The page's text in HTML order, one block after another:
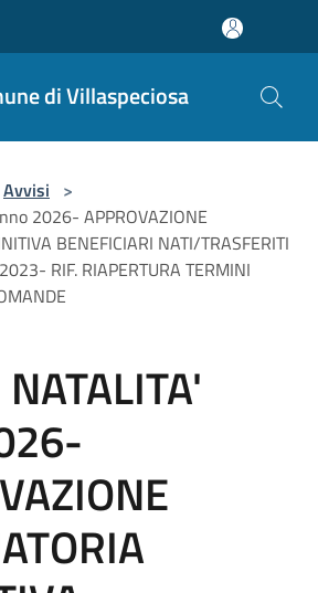
di Villaspeciosa
Avvisi >
2026- APPROVAZIONE
BENEFICIARI NATI/TRASFERITI
RIF. RIAPERTURA TERMINI